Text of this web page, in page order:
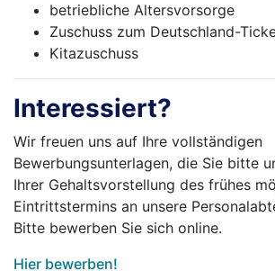
betriebliche Altersvorsorge
Zuschuss zum Deutschland-
Kitazuschuss
Interessiert?
Wir freuen uns auf Ihre vollständigen
Bewerbungsunterlagen, die Sie bitte
Ihrer Gehaltsvorstellung des frühes
Eintrittstermins an unsere
Bitte bewerben Sie sich online.
Hier bewerben!